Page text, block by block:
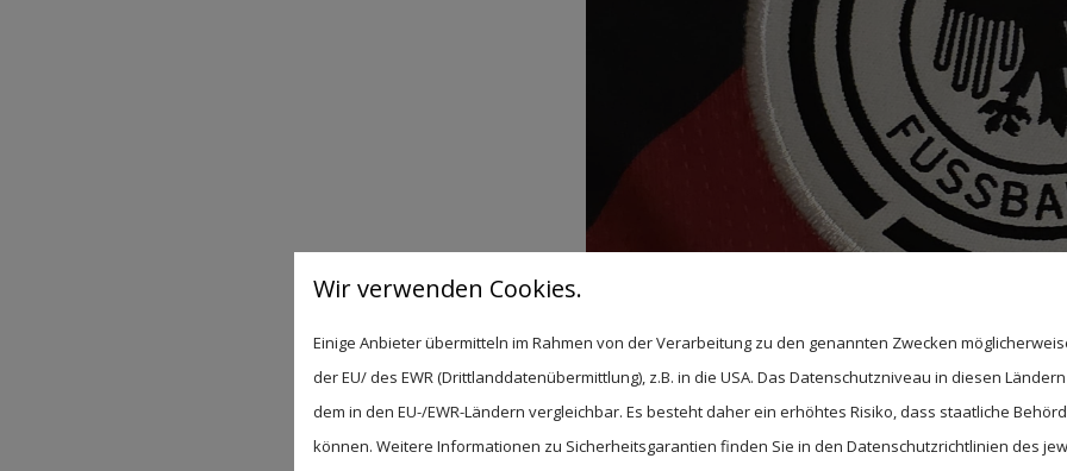
Der WM-Sommer steht vor der
09. Juni 2026
Der WM-Sommer steht vor der Tür, doch
Wir verwenden Cookies.
Einige Anbieter übermitteln im Rahmen von der Verarbeitung zu den genannten Zwecken
der EU/ des EWR (Drittlanddatenübermittlung), z.B. in die USA. Das Datenschutzniveau in diesen
dem in den EU-/EWR-Ländern vergleichbar. Es besteht daher ein erhöhtes Risiko, dass staatliche
können. Weitere Informationen zu Sicherheitsgarantien finden Sie in den Datenschutzrichtlinien des